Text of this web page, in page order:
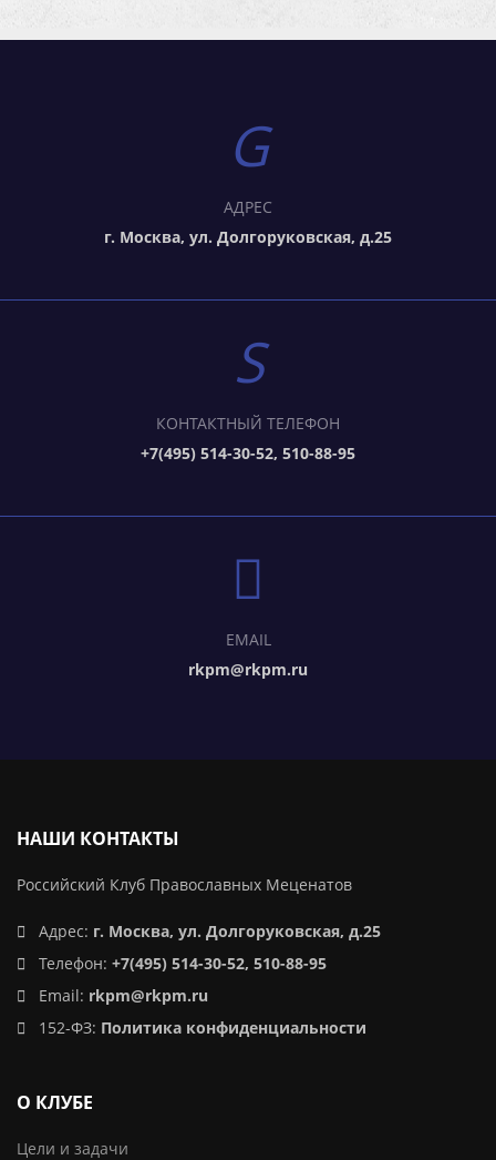
АДРЕС
г. Москва, ул. Долгоруковская, д.25
КОНТАКТНЫЙ ТЕЛЕФОН
+7(495) 514-30-52, 510-88-95
EMAIL
rkpm@rkpm.ru
НАШИ КОНТАКТЫ
Российский Клуб Православных Меценатов
Адрес: г. Москва, ул. Долгоруковская, д.25
Телефон: +7(495) 514-30-52, 510-88-95
Email: rkpm@rkpm.ru
152-ФЗ: Политика конфиденциальности
О КЛУБЕ
Цели и задачи